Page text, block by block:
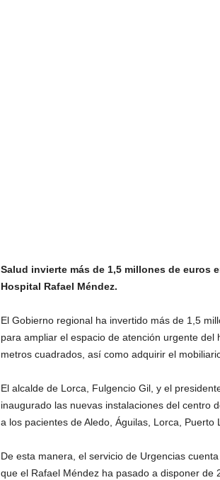
Salud invierte más de 1,5 millones de euros
Hospital Rafael Méndez.
El Gobierno regional ha invertido más de 1,5
para ampliar el espacio de atención urgente
metros cuadrados, así como adquirir el
El alcalde de Lorca, Fulgencio Gil, y el
inaugurado las nuevas instalaciones del centro
a los pacientes de Aledo, Águilas, Lorca, Puerto
De esta manera, el servicio de Urgencias
que el Rafael Méndez ha pasado a disponer